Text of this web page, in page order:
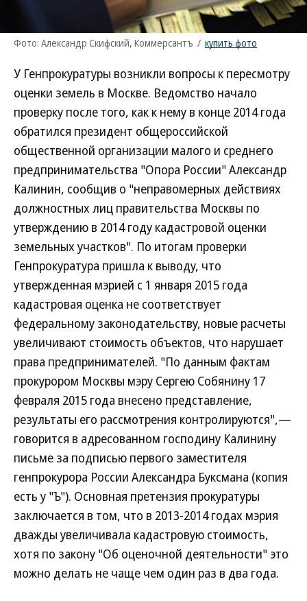
Фото: Александр Скифский, Коммерсантъ / купить фото
У Генпрокуратуры возникли вопросы к пересмотру
оценки земель в Москве. Ведомство начало
проверку после того, как к нему в конце 2014 года
обратился президент общероссийской
общественной организации малого и среднего
предпринимательства "Опора России" Александр
Калинин, сообщив о "неправомерных действиях
должностных лиц правительства Москвы по
утверждению в 2014 году кадастровой оценки
земельных участков". По итогам проверки
Генпрокуратура пришла к выводу, что
утвержденная мэрией с 1 января 2015 года
кадастровая оценка не соответствует
федеральному законодательству, новые расчеты
увеличивают стоимость объектов, что нарушает
права предпринимателей. "По данным фактам
прокурором Москвы мэру Сергею Собянину 17
февраля 2015 года внесено представление,
результаты его рассмотрения контролируются",—
говорится в адресованном господину Калинину
письме за подписью первого заместителя
генпрокурора России Александра Буксмана (копия
есть у "Ъ"). Основная претензия прокуратуры
заключается в том, что в 2013-2014 годах мэрия
дважды увеличивала кадастровую стоимость,
хотя по закону "Об оценочной деятельности" это
можно делать не чаще чем один раз в два года.